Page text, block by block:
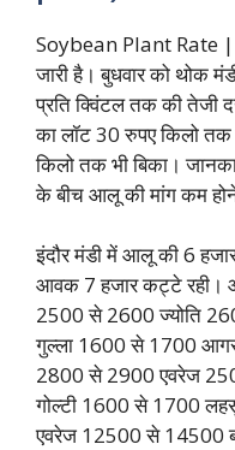
Soybean Plant Rate |
जारी है। बुधवार को थोक
प्रति क्विंटल तक की तेजी
का लॉट 30 रुपए किलो तक
किलो तक भी बिका।
के बीच आलू की मांग कम
इंदौर मंडी में आलू की 6
आवक 7 हजार कट्टे रही।
2500 से 2600 ज्योति
गुल्ला 1600 से 1700
2800 से 2900 एवरेज
गोल्टी 1600 से 1700
एवरेज 12500 से 14500